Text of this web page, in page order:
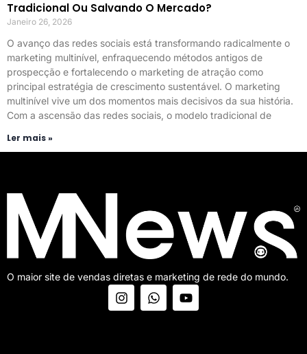
Tradicional Ou Salvando O Mercado?
Janeiro 26, 2026
O avanço das redes sociais está transformando radicalmente o
marketing multinível, enfraquecendo métodos antigos de
prospecção e fortalecendo o marketing de atração como
principal estratégia de crescimento sustentável. O marketing
multinível vive um dos momentos mais decisivos da sua história.
Com a ascensão das redes sociais, o modelo tradicional de
Ler mais »
O maior site de vendas diretas e marketing de rede do mundo.